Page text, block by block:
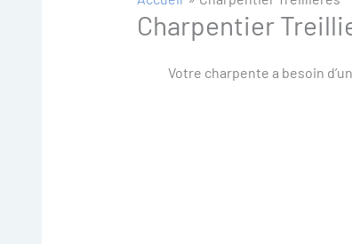
Charpentier
Votre charpente a besoin